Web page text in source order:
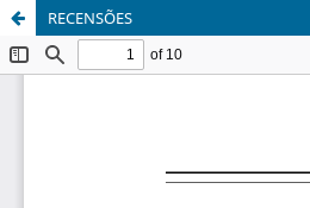
RECENSÕES